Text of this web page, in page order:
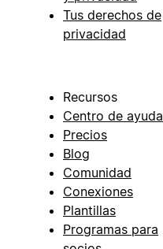
Tus derechos de
privacidad
Recursos
Centro de ayuda
Precios
Blog
Comunidad
Conexiones
Plantillas
Programas para